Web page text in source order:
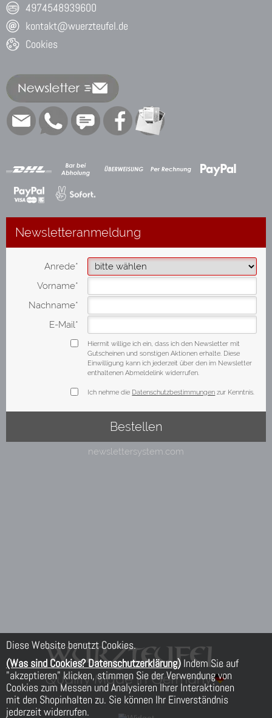
Diese Website benutzt Cookies.
(Was sind Cookies? Datenschutzerklärung) Indem Sie auf
"akzeptieren" klicken, stimmen Sie der Verwendung von
Cookies zum Messen und Analysieren Ihrer Interaktionen
mit den Shopinhalten zu. Sie können Ihr Einverständnis
jederzeit widerrufen.
4974548939600
kontakt@wuerzteufel.de
Cookies